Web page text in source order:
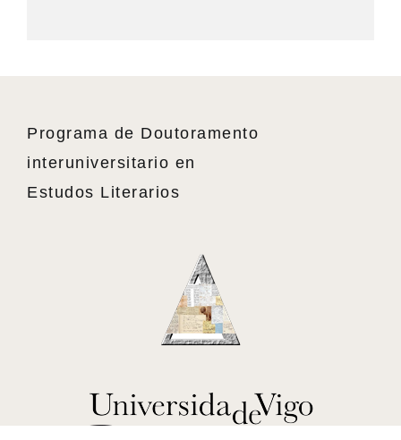
Programa de Doutoramento
interuniversitario en
Estudos Literarios